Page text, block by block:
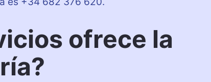
ofrece la